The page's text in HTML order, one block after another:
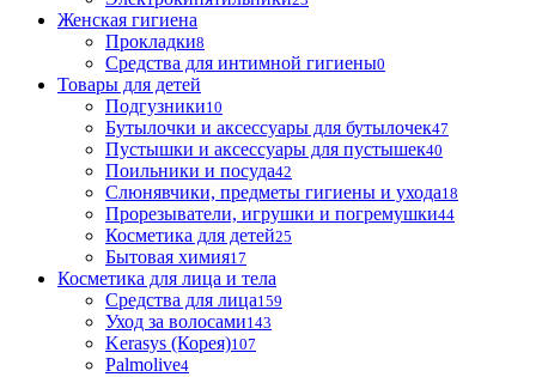
Женская гигиена
Прокладки8
Средства для интимной гигиены0
Товары для детей
Подгузники10
Бутылочки и аксессуары для бутылочек47
Пустышки и аксессуары для пустышек40
Поильники и посуда42
Слюнявчики, предметы гигиены и ухода18
Прорезыватели, игрушки и погремушки44
Косметика для детей25
Бытовая химия17
Косметика для лица и тела
Cредства для лица159
Уход за волосами143
Kerasys (Корея)107
Palmolive4